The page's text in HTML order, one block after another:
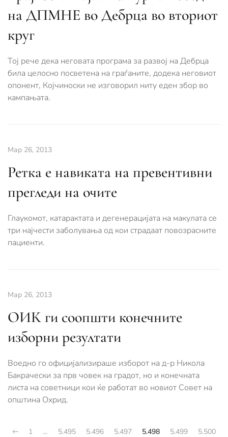
на ДПМНЕ во Дебрца во вториот
круг
Тој рече дека неговата програма за развој на Дебрца
била целосно посветена на граѓаните, додека неговиот
опонент, Којчиноски не изговорил ниту еден збор во
кампањата.
Мар 26, 2013
Ретка е навиката на превентивни
прегледи на очите
Глаукомот, катарактата и дегенерацијата на макулата се
три најчести заболувања од кои страдаат повозрасните
пациенти.
Мар 26, 2013
ОИК ги соопшти конечните
изборни резултати
Воедно го официјализираше изборот на д-р Никола
Бакрачески за прв човек на градот, но и конечната
листа на советници кои ќе работат во новиот Совет на
општина Охрид.
1 … 5.495 5.496 5.497 5.498 5.499
5.500